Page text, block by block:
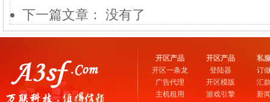
下一篇文章： 没有了
开区产品
开区一条龙
广告代理
主机租用
开区产品
登陆器
开区模版
游戏引擎
私
订
汇
新